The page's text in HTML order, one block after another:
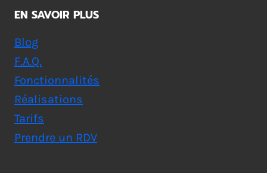
EN SAVOIR PLUS
Blog
F.A.Q.
Fonctionnalités
Réalisations
Tarifs
Prendre un RDV